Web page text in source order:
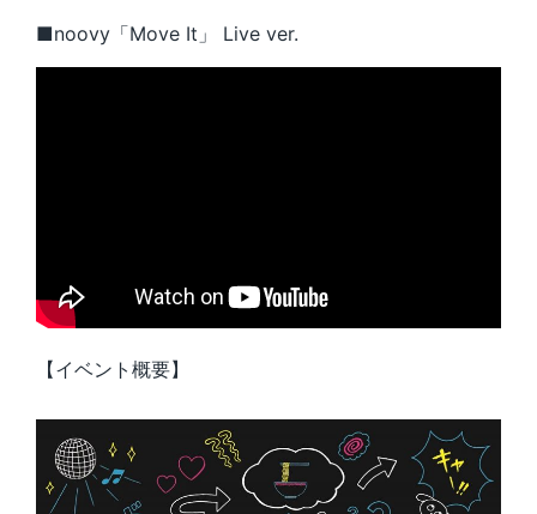
■noovy「Move It」 Live ver.
【イベント概要】